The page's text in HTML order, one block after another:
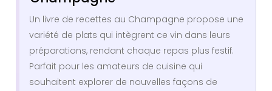
Un livre de recettes au Champagne propose une
variété de plats qui intègrent ce vin dans leurs
préparations, rendant chaque repas plus festif.
Parfait pour les amateurs de cuisine qui
souhaitent explorer de nouvelles façons de